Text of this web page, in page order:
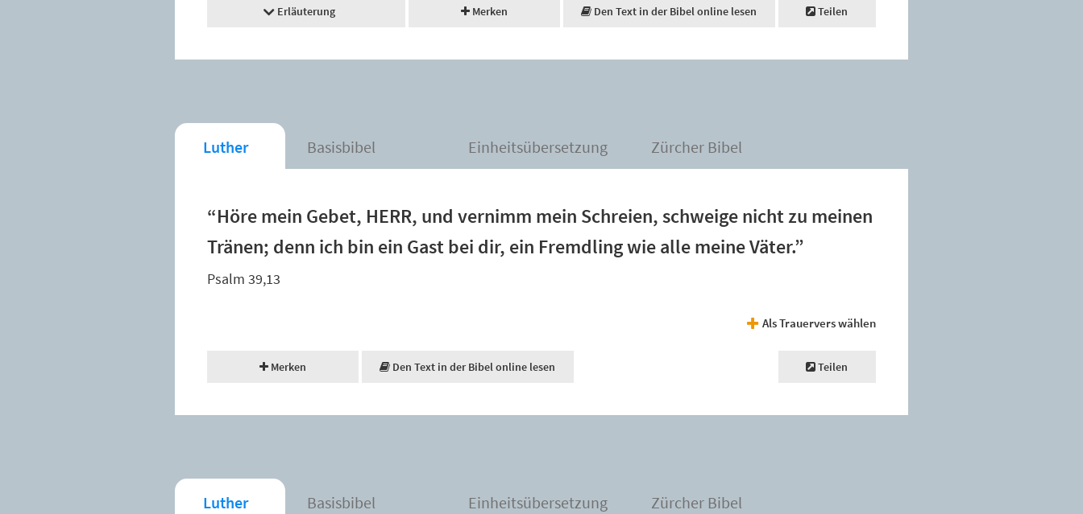
Erläuterung Merken Den Text in der Bibel online lesen Teilen
Luther Basisbibel Einheitsübersetzung Zürcher Bibel
“Höre mein Gebet, HERR, und vernimm mein Schreien, schweige nicht zu meinen
Tränen; denn ich bin ein Gast bei dir, ein Fremdling wie alle meine Väter.”
Psalm 39,13
Als Trauervers wählen
Merken Den Text in der Bibel online lesen Teilen
Luther Basisbibel Einheitsübersetzung Zürcher Bibel